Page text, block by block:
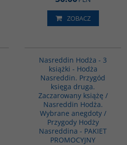
ZOBACZ
Nasreddin Hodża - 3
książki - Hodża
Nasreddin. Przygód
księga druga.
Zaczarowany książę /
Nasreddin Hodża.
Wybrane anegdoty /
Przygody Hodży
Nasreddina - PAKIET
PROMOCYJNY